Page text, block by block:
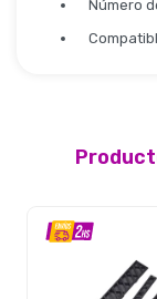
Número